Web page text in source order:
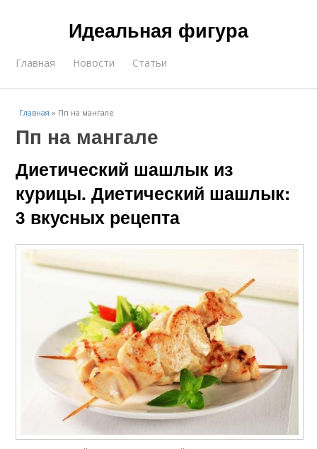
Идеальная фигура
Главная Новости Статьи
Главная » Пп на мангале
Пп на мангале
Диетический шашлык из
курицы. Диетический шашлык:
3 вкусных рецепта